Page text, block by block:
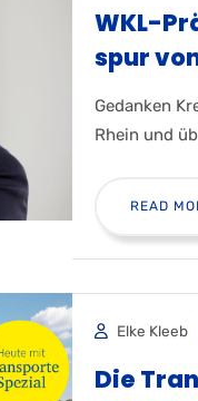
WKL-
spur
Gedanken
Rhein und
READ
Elke Kleeb
Die